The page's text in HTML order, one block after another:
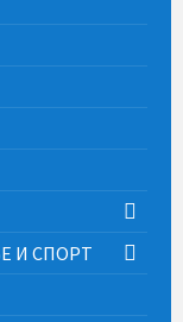
И СПОРТ